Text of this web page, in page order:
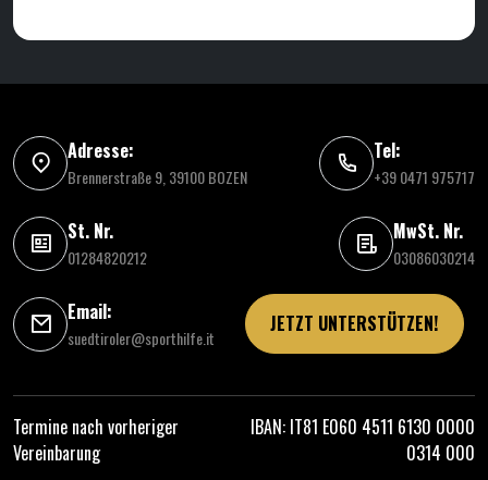
Adresse:
Brennerstraße 9, 39100 BOZEN
Tel:
+39 0471 975717
St. Nr.
01284820212
MwSt. Nr.
03086030214
Email:
suedtiroler@sporthilfe.it
Termine nach vorheriger
Vereinbarung
IBAN: IT81 E060 4511 6130 0000
0314 000
JETZT UNTERSTÜTZEN!